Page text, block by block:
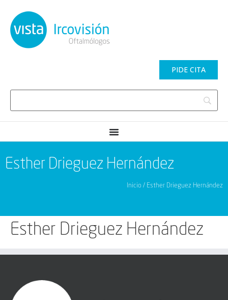
PIDE CITA
Esther Drieguez Hernández
Inicio / Esther Drieguez Hernández
Esther Drieguez Hernández